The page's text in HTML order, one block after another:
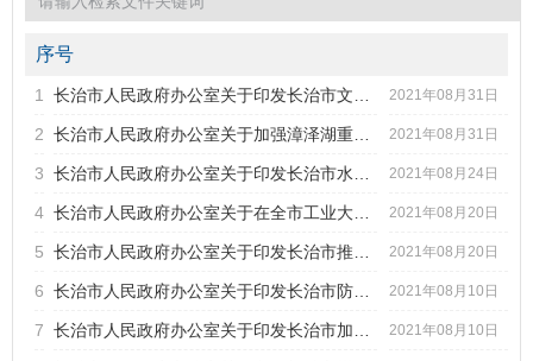
2021年第4期
市政府部门规范性文件
2021年第3期
2021年第2期
2020年第6期
2020年第5期
2020年第4期
2020年第2期
序号
标题
发文字号 发布日期
1 2021年08月31日
2 2021年08月31日
3 2021年08月24日
4 2021年08月20日
5 2021年08月20日
6 2021年08月10日
7 2021年08月10日